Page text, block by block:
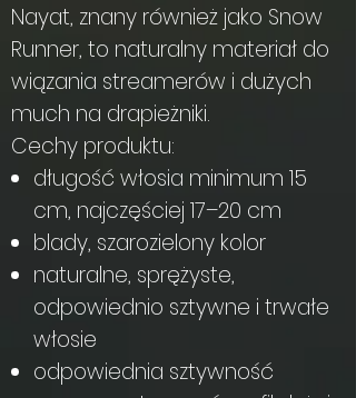
Nayat, znany również jako Snow
Runner, to naturalny materiał do
wiązania streamerów i dużych
much na drapieżniki.
Cechy produktu:
długość włosia minimum 15
cm, najczęściej 17–20 cm
blady, szarozielony kolor
naturalne, sprężyste,
odpowiednio sztywne i trwałe
włosie
odpowiednia sztywność